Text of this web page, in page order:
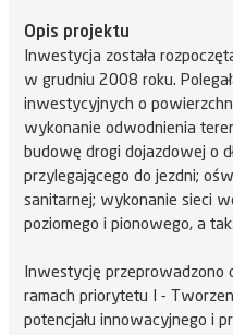
Opis projektu
Inwestycja została
w grudniu 2008 roku.
inwestycyjnych o
wykonanie odwodnienia
budowę drogi dojazdowej o
przylegającego do jezdni;
sanitarnej; wykonanie sieci
poziomego i pionowego, a
Inwestycję przeprowadzono
ramach priorytetu I -
potencjału innowacyjnego i